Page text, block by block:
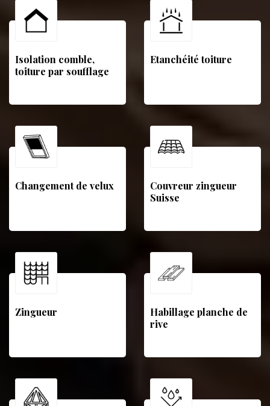
Isolation comble,
toiture par soufflage
Etanchéité toiture
Changement de velux
Couvreur zingueur
Suisse
Zingueur
Habillage planche de
rive